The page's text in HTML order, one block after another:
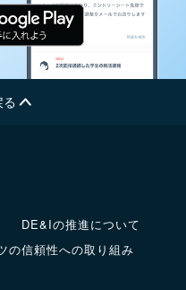
る
DE&Iの推進について
の信頼性への取り組み